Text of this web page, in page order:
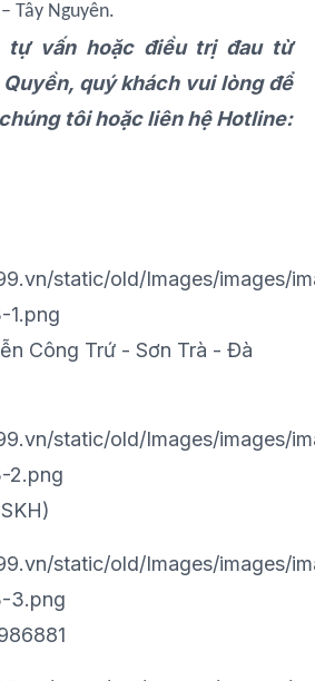
Tây Nguyên.
vấn hoặc điều trị đau từ
Quyền, quý khách vui lòng để
tôi hoặc liên hệ Hotline:
Công Trứ - Sơn Trà - Đà